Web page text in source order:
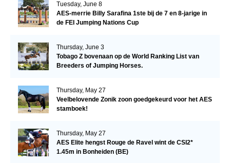
Tuesday, June 8
AES-merrie Billy Sarafina 1ste bij de 7 en 8-jarige in
de FEI Jumping Nations Cup
Thursday, June 3
Tobago Z bovenaan op de World Ranking List van
Breeders of Jumping Horses.
Thursday, May 27
Veelbelovende Zonik zoon goedgekeurd voor het AES
stamboek!
Thursday, May 27
AES Elite hengst Rouge de Ravel wint de CSI2*
1.45m in Bonheiden (BE)